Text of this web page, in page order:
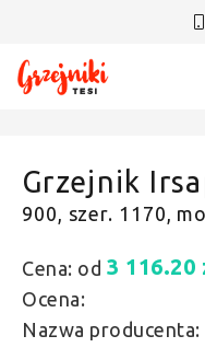
Grzejnik
900, szer. 1170,
Cena: od 3 116.20
Ocena:
Nazwa producenta: